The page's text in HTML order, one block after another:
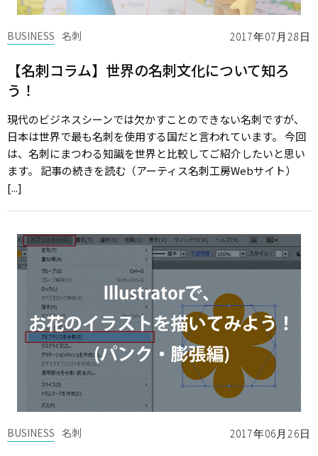
2017年07月28日
BUSINESS 名刺
【名刺コラム】世界の名刺文化について知ろ
う！
現代のビジネスシーンでは欠かすことのできない名刺ですが、
日本は世界で最も名刺を使用する国だと言われています。 今回
は、名刺にまつわる知識を世界と比較してご紹介したいと思い
ます。 記事の続きを読む（アーティス名刺工房Webサイト）
[...]
2017年06月26日
BUSINESS 名刺